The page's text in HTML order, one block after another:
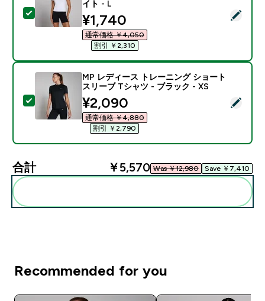
この商品を選択 - MP レディース ベーシック ボディ
イト - L
discounted price
¥1,740‎
通常価格 ￥4,050‎
割引 ￥2,310‎
この商品を選択 - MP レディース トレーニング ショ
MP レディース トレーニング ショート
スリーブ Tシャツ - ブラック - XS
discounted price
¥2,090‎
通常価格 ￥4,880‎
割引 ￥2,790‎
合計 ￥5,570‎ Was ￥12,980‎ Save ￥7,410‎
Recommended for you